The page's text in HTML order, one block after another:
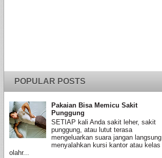
POPULAR POSTS
Pakaian Bisa Memicu Sakit
Punggung
SETIAP kali Anda sakit leher, sakit
punggung, atau lutut terasa
mengeluarkan suara jangan langsung
menyalahkan kursi kantor atau kelas
olahr...